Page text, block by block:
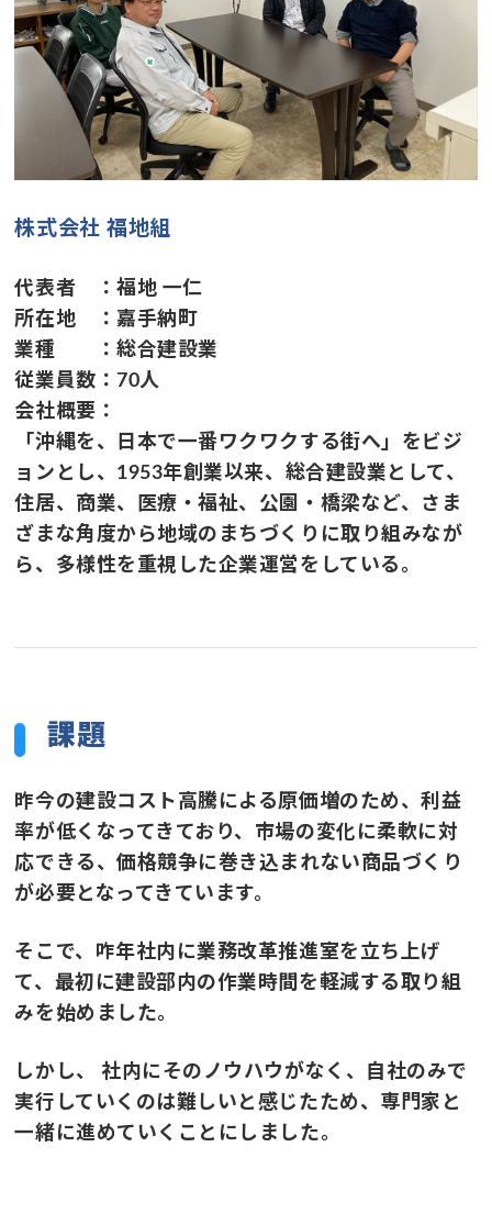
株式会社 福地組
代表者 ：福地 一仁
所在地 ：嘉手納町
業種 ：総合建設業
従業員数：70人
会社概要：
「沖縄を、日本で一番ワクワクする街へ」をビジ
ョンとし、1953年創業以来、総合建設業として、
住居、商業、医療・福祉、公園・橋梁など、さま
ざまな角度から地域のまちづくりに取り組みなが
ら、多様性を重視した企業運営をしている。
課題
昨今の建設コスト高騰による原価増のため、利益
率が低くなってきており、市場の変化に柔軟に対
応できる、価格競争に巻き込まれない商品づくり
が必要となってきています。
そこで、咋年社内に業務改革推進室を立ち上げ
て、最初に建設部内の作業時間を軽減する取り組
みを始めました。
しかし、 社内にそのノウハウがなく、自社のみで
実行していくのは難しいと感じたため、専門家と
一緒に進めていくことにしました。